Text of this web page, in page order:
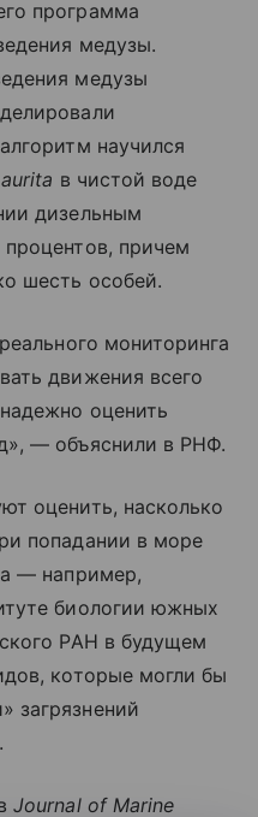
программа
медузы.
медузы
научился
в чистой воде
дизельным
причем
шесть особей.
мониторинга
движения всего
оценить
— объяснили в РНФ.
оценить, насколько
попадании в море
— например,
биологии южных
РАН в будущем
которые могли бы
загрязнений
Journal of Marine